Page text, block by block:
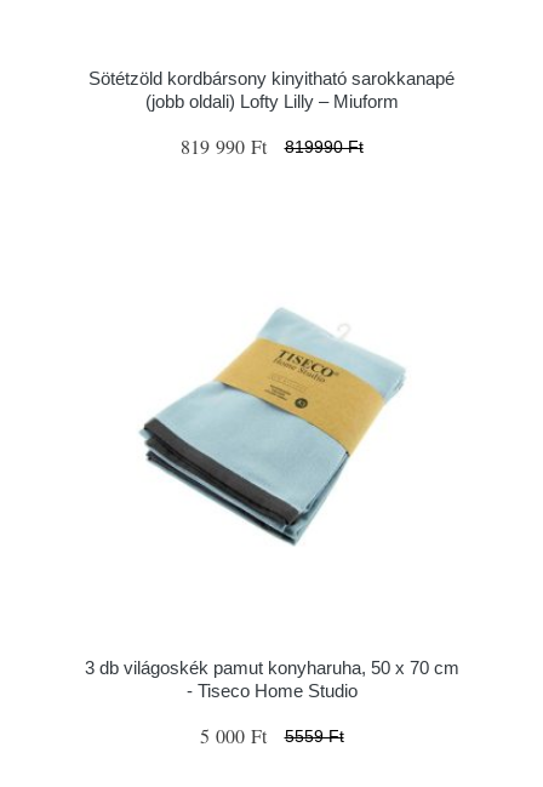
Sötétzöld kordbársony kinyitható sarokkanapé
(jobb oldali) Lofty Lilly – Miuform
819 990 Ft 819990 Ft
3 db világoskék pamut konyharuha, 50 x 70 cm
- Tiseco Home Studio
5 000 Ft 5559 Ft